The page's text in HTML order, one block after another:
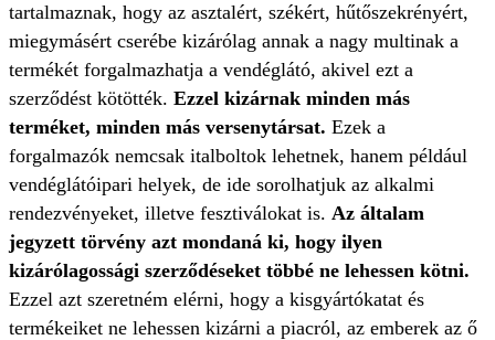
tartalmaznak, hogy az asztalért, székért, hűtőszekrényért,
miegymásért cserébe kizárólag annak a nagy multinak a
termékét forgalmazhatja a vendéglátó, akivel ezt a
szerződést kötötték. Ezzel kizárnak minden más
terméket, minden más versenytársat. Ezek a
forgalmazók nemcsak italboltok lehetnek, hanem például
vendéglátóipari helyek, de ide sorolhatjuk az alkalmi
rendezvényeket, illetve fesztiválokat is. Az általam
jegyzett törvény azt mondaná ki, hogy ilyen
kizárólagossági szerződéseket többé ne lehessen kötni.
Ezzel azt szeretném elérni, hogy a kisgyártókatat és
termékeiket ne lehessen kizárni a piacról, az emberek az ő